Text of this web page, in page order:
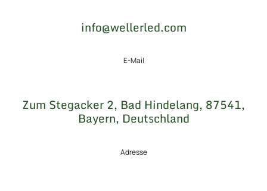
info@wellerled.com
E-Mail
Zum Stegacker 2, Bad Hindelang, 87541,
Bayern, Deutschland
Adresse